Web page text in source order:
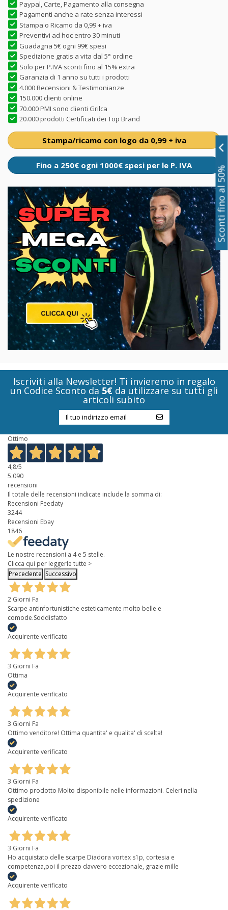
Paypal, Carte, Pagamento alla consegna
Pagamenti anche a rate senza interessi
Stampa o Ricamo da 0,99 + iva
Preventivi ad hoc entro 30 minuti
Guadagna 5€ ogni 99€ spesi
Spedizione gratis a vita dal 5° ordine
Solo per P.IVA sconti fino al 15% extra
Garanzia di 1 anno su tutti i prodotti
4.000 Recensioni & Testimonianze
150.000 clienti online
70.000 PMI sono clienti Grilca
20.000 prodotti Certificati dei Top Brand
Stampa/ricamo con logo da 0,99 + iva
Fino a 250€ ogni 1000€ spesi per le P. IVA
Iscriviti alla Newsletter! Ti invieremo in regalo
un Codice Sconto da 5€ da utilizzare su tutti gli
articoli subito
Ottimo
4,8/5
5.090
recensioni
Il totale delle recensioni indicate include la somma di:
Recensioni Feedaty
3244
Recensioni Ebay
1846
Le nostre recensioni a 4 e 5 stelle.
Clicca qui per leggerle tutte >
Precedente Successivo
2 Giorni Fa
Scarpe antinfortunistiche esteticamente molto belle e
comode.Soddisfatto
Acquirente verificato
3 Giorni Fa
Ottima
Acquirente verificato
3 Giorni Fa
Ottimo venditore! Ottima quantita' e qualita' di scelta!
Acquirente verificato
3 Giorni Fa
Ottimo prodotto Molto disponibile nelle informazioni. Celeri nella
spedizione
Acquirente verificato
3 Giorni Fa
Ho acquistato delle scarpe Diadora vortex s1p, cortesia e
competenza,poi il prezzo davvero eccezionale, grazie mille
Acquirente verificato
Sconti fino al 50%